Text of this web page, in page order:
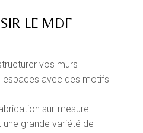
LE MDF
vos murs
espaces avec des motifs
sur-mesure
grande variété de